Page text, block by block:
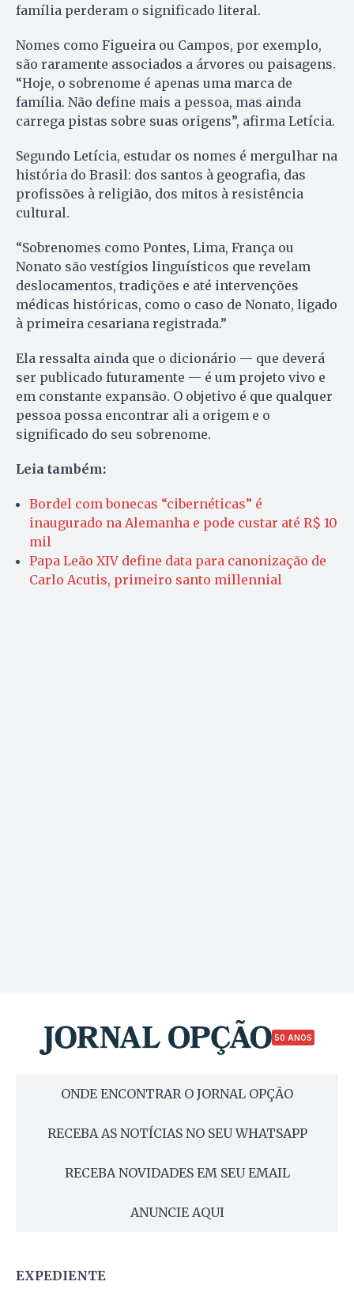
família perderam o significado literal.
Nomes como Figueira ou Campos, por exemplo,
são raramente associados a árvores ou paisagens.
“Hoje, o sobrenome é apenas uma marca de
família. Não define mais a pessoa, mas ainda
carrega pistas sobre suas origens”, afirma Letícia.
Segundo Letícia, estudar os nomes é mergulhar na
história do Brasil: dos santos à geografia, das
profissões à religião, dos mitos à resistência
cultural.
“Sobrenomes como Pontes, Lima, França ou
Nonato são vestígios linguísticos que revelam
deslocamentos, tradições e até intervenções
médicas históricas, como o caso de Nonato, ligado
à primeira cesariana registrada.”
Ela ressalta ainda que o dicionário — que deverá
ser publicado futuramente — é um projeto vivo e
em constante expansão. O objetivo é que qualquer
pessoa possa encontrar ali a origem e o
significado do seu sobrenome.
Leia também:
Bordel com bonecas “cibernéticas” é
inaugurado na Alemanha e pode custar até R$ 10
mil
Papa Leão XIV define data para canonização de
Carlo Acutis, primeiro santo millennial
50 ANOS
ONDE ENCONTRAR O JORNAL OPÇÃO
RECEBA AS NOTÍCIAS NO SEU WHATSAPP
RECEBA NOVIDADES EM SEU EMAIL
ANUNCIE AQUI
EXPEDIENTE